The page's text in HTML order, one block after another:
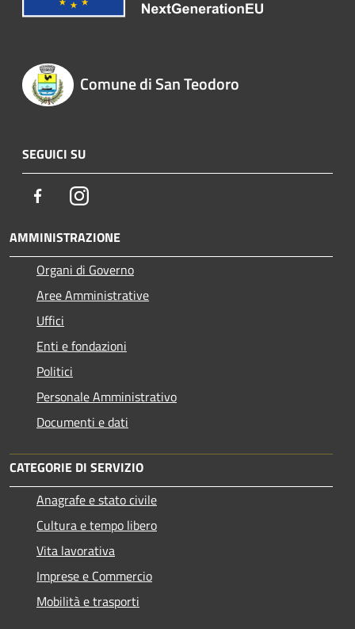
Comune di San Teodoro
SEGUICI SU
FacebookInstagram
AMMINISTRAZIONE
Organi di Governo
Aree Amministrative
Uffici
Enti e fondazioni
Politici
Personale Amministrativo
Documenti e dati
CATEGORIE DI SERVIZIO
Anagrafe e stato civile
Cultura e tempo libero
Vita lavorativa
Imprese e Commercio
Mobilità e trasporti